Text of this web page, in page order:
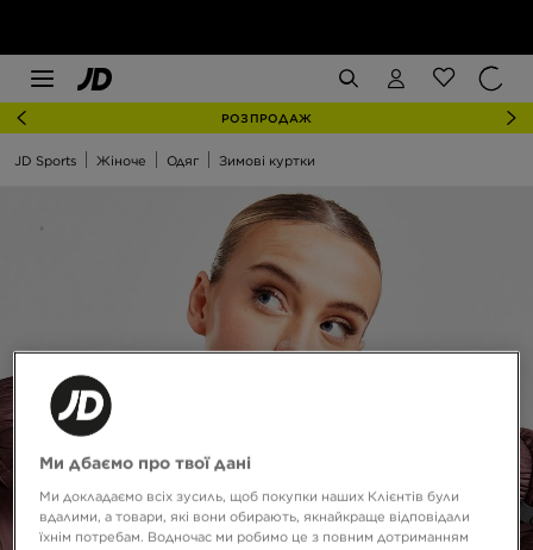
РОЗПРОДАЖ
JD Sports Жіноче Одяг Зимові куртки
Ми дбаємо про твої дані
Ми докладаємо всіх зусиль, щоб покупки наших Клієнтів були
вдалими, а товари, які вони обирають, якнайкраще відповідали
їхнім потребам. Водночас ми робимо це з повним дотриманням